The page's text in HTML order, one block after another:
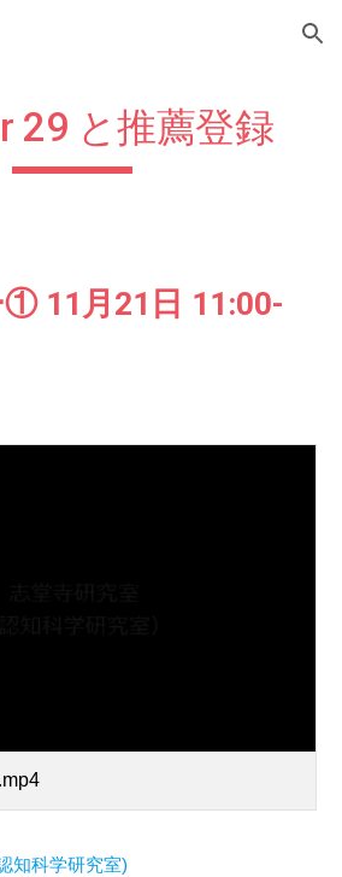
Skip to navigation
29 と推薦登録
11月21日 11:00-
知科学研究室)